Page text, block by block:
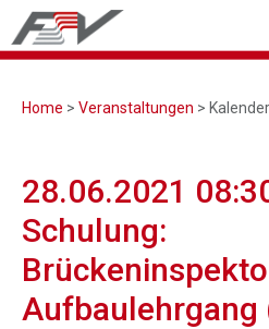
Home > Veranstaltungen > Kalender
28.06.2021
Schulung:
Aufbaulehrgang